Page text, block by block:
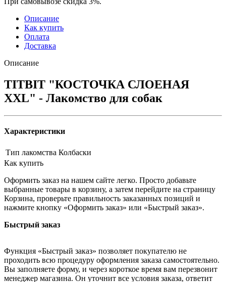
Описание
Как купить
Оплата
Доставка
Описание
TITBIT "КОСТОЧКА СЛОЕНАЯ
XXL" - Лакомство для собак
Характеристики
Тип лакомства Колбаски
Как купить
Оформить заказ на нашем сайте легко. Просто добавьте
выбранные товары в корзину, а затем перейдите на страницу
Корзина, проверьте правильность заказанных позиций и
нажмите кнопку «Оформить заказ» или «Быстрый заказ».
Быстрый заказ
Функция «Быстрый заказ» позволяет покупателю не
проходить всю процедуру оформления заказа самостоятельно.
Вы заполняете форму, и через короткое время вам перезвонит
менеджер магазина. Он уточнит все условия заказа, ответит